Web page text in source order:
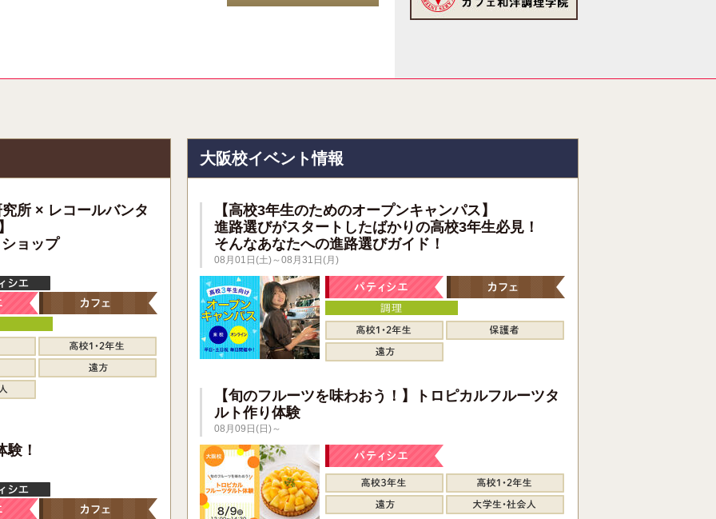
所 × レコールバンタ
ョップ
！
大阪校イベント情報
【高校3年生のためのオープンキャンパス】
進路選びがスタートしたばかりの高校3年生必見！
そんなあなたへの進路選びガイド！
08月01日(土)～08月31日(月)
【旬のフルーツを味わおう！】トロピカルフルーツタ
ルト作り体験
08月09日(日)～